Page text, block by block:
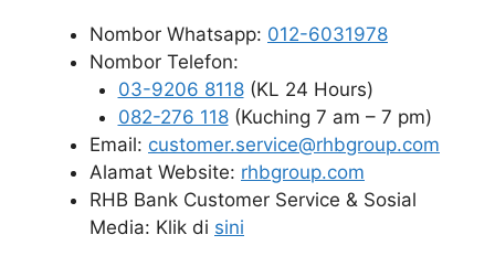
Nombor Whatsapp: 012-6031978
Nombor Telefon:
03-9206 8118(KL 24 Hours)
082-276 118(Kuching 7 am – 7 pm)
Email: customer.service@rhbgroup.com
Alamat Website: rhbgroup.com
RHB Bank Customer Service & Sosial
Media: Klik di sini